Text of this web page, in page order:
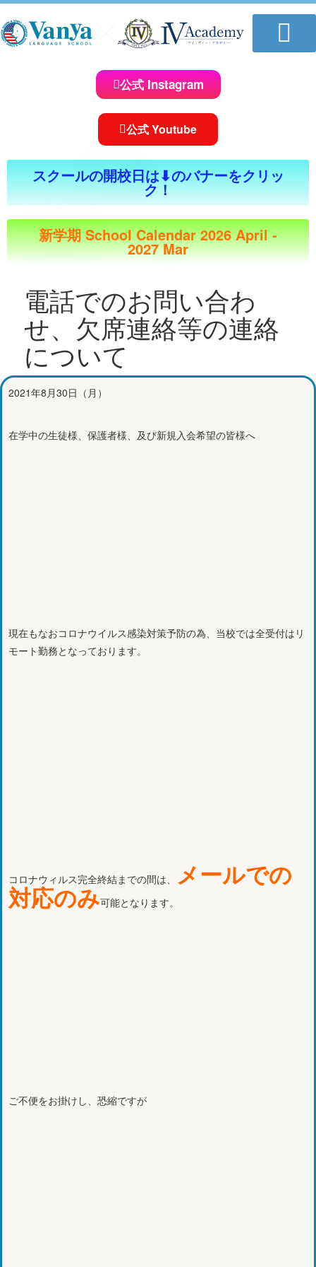
公式 Instagram
公式 Youtube
スクールの開校日は⬇︎のバナーをクリッ
ク！
新学期 School Calendar 2026 April -
2027 Mar
電話でのお問い合わ
せ、欠席連絡等の連絡
について
2021年8月30日（月）
在学中の生徒様、保護者様、及び新規入会希望の皆様へ
現在もなおコロナウイルス感染対策予防の為、当校では全受付はリ
モート勤務となっております。
コロナウィルス完全終結までの間は、 メールでの
対応のみ可能となります。
ご不便をお掛けし、恐縮ですが